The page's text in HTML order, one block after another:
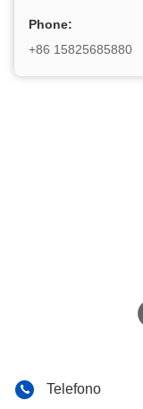
Phone:
+86 15825685880
Telefono